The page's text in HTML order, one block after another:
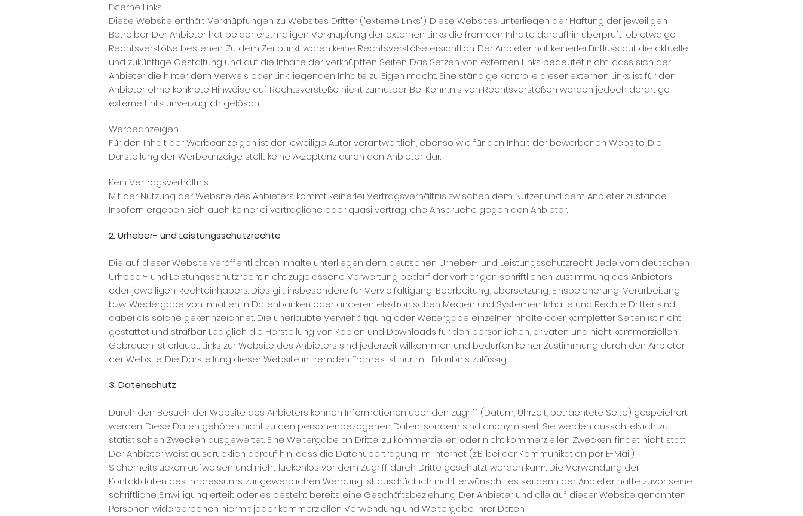
Externe Links
Diese Website enthält Verknüpfungen zu Websites Dritter ("externe Links"). Diese Websites unterliegen der Haftung der jeweiligen
Betreiber. Der Anbieter hat beider erstmaligen Verknüpfung der externen Links die fremden Inhalte daraufhin überprüft, ob etwaige
Rechtsverstöße bestehen. Zu dem Zeitpunkt waren keine Rechtsverstöße ersichtlich. Der Anbieter hat keinerlei Einfluss auf die aktuelle
und zukünftige Gestaltung und auf die Inhalte der verknüpften Seiten. Das Setzen von externen Links bedeutet nicht, dass sich der
Anbieter die hinter dem Verweis oder Link liegenden Inhalte zu Eigen macht. Eine ständige Kontrolle dieser externen Links ist für den
Anbieter ohne konkrete Hinweise auf Rechtsverstöße nicht zumutbar. Bei Kenntnis von Rechtsverstößen werden jedoch derartige
externe Links unverzüglich gelöscht.
Werbeanzeigen
Für den Inhalt der Werbeanzeigen ist der jeweilige Autor verantwortlich, ebenso wie für den Inhalt der beworbenen Website. Die
Darstellung der Werbeanzeige stellt keine Akzeptanz durch den Anbieter dar.
Kein Vertragsverhältnis
Mit der Nutzung der Website des Anbieters kommt keinerlei Vertragsverhältnis zwischen dem Nutzer und dem Anbieter zustande.
Insofern ergeben sich auch keinerlei vertragliche oder quasi vertragliche Ansprüche gegen den Anbieter.
2. Urheber- und Leistungsschutzrechte
Die auf dieser Website veröffentlichten Inhalte unterliegen dem deutschen Urheber- und Leistungsschutzrecht. Jede vom deutschen
Urheber- und Leistungsschutzrecht nicht zugelassene Verwertung bedarf der vorherigen schriftlichen Zustimmung des Anbieters
oder jeweiligen Rechteinhabers. Dies gilt insbesondere für Vervielfältigung, Bearbeitung, Übersetzung, Einspeicherung, Verarbeitung
bzw. Wiedergabe von Inhalten in Datenbanken oder anderen elektronischen Medien und Systemen. Inhalte und Rechte Dritter sind
dabei als solche gekennzeichnet. Die unerlaubte Vervielfältigung oder Weitergabe einzelner Inhalte oder kompletter Seiten ist nicht
gestattet und strafbar. Lediglich die Herstellung von Kopien und Downloads für den persönlichen, privaten und nicht kommerziellen
Gebrauch ist erlaubt. Links zur Website des Anbieters sind jederzeit willkommen und bedürfen keiner Zustimmung durch den Anbieter
der Website. Die Darstellung dieser Website in fremden Frames ist nur mit Erlaubnis zulässig.
3. Datenschutz
Durch den Besuch der Website des Anbieters können Informationen über den Zugriff (Datum, Uhrzeit, betrachtete Seite) gespeichert
werden. Diese Daten gehören nicht zu den personenbezogenen Daten, sondern sind anonymisiert. Sie werden ausschließlich zu
statistischen Zwecken ausgewertet. Eine Weitergabe an Dritte, zu kommerziellen oder nicht kommerziellen Zwecken, findet nicht statt.
Der Anbieter weist ausdrücklich darauf hin, dass die Datenübertragung im Internet (z.B. bei der Kommunikation per E-Mail)
Sicherheitslücken aufweisen und nicht lückenlos vor dem Zugriff durch Dritte geschützt werden kann. Die Verwendung der
Kontaktdaten des Impressums zur gewerblichen Werbung ist ausdrücklich nicht erwünscht, es sei denn der Anbieter hatte zuvor seine
schriftliche Einwilligung erteilt oder es besteht bereits eine Geschäftsbeziehung. Der Anbieter und alle auf dieser Website genannten
Personen widersprechen hiermit jeder kommerziellen Verwendung und Weitergabe ihrer Daten.